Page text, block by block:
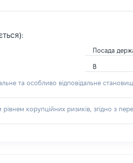
Посада
В
та особливо відповідальне
корупційних ризиків, згідно з